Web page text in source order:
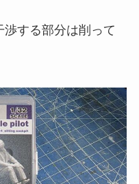
する部分は削って